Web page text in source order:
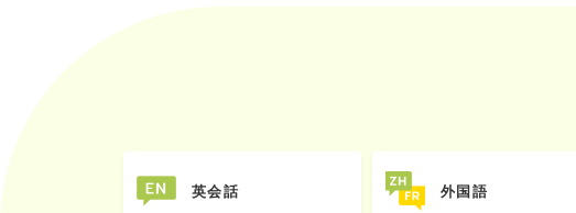
英会話 外国語